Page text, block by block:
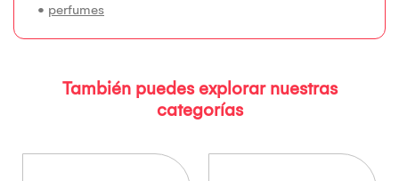
• perfumes
También puedes explorar nuestras
categorías